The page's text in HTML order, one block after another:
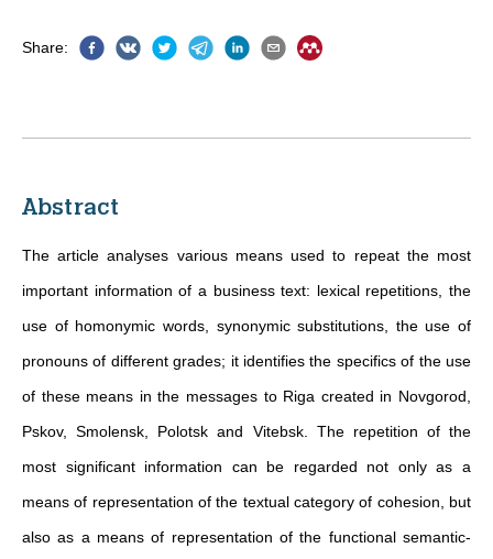
Share:
Abstract
The article analyses various means used to repeat the most
important information of a business text: lexical repetitions, the
use of homonymic words, synonymic substitutions, the use of
pronouns of different grades; it identifies the specifics of the use
of these means in the messages to Riga created in Novgorod,
Pskov, Smolensk, Polotsk and Vitebsk. The repetition of the
most significant information can be regarded not only as a
means of representation of the textual category of cohesion, but
also as a means of representation of the functional semantic-